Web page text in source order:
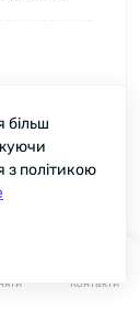
Контакти
2020 (06:03)
набору
їжею.
не
більш
з політикою